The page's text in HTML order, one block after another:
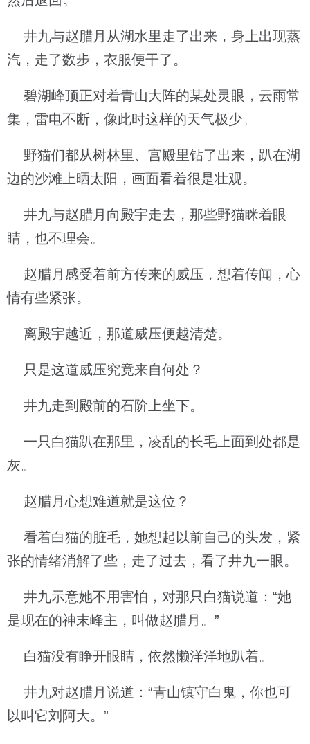
井九与赵腊月从湖水里走了出来，身上出现蒸
汽，走了数步，衣服便干了。
碧湖峰顶正对着青山大阵的某处灵眼，云雨常
集，雷电不断，像此时这样的天气极少。
野猫们都从树林里、宫殿里钻了出来，趴在湖
边的沙滩上晒太阳，画面看着很是壮观。
井九与赵腊月向殿宇走去，那些野猫眯着眼
睛，也不理会。
赵腊月感受着前方传来的威压，想着传闻，心
情有些紧张。
离殿宇越近，那道威压便越清楚。
只是这道威压究竟来自何处？
井九走到殿前的石阶上坐下。
一只白猫趴在那里，凌乱的长毛上面到处都是
灰。
赵腊月心想难道就是这位？
看着白猫的脏毛，她想起以前自己的头发，紧
张的情绪消解了些，走了过去，看了井九一眼。
井九示意她不用害怕，对那只白猫说道：“她
是现在的神末峰主，叫做赵腊月。”
白猫没有睁开眼睛，依然懒洋洋地趴着。
井九对赵腊月说道：“青山镇守白鬼，你也可
以叫它刘阿大。”